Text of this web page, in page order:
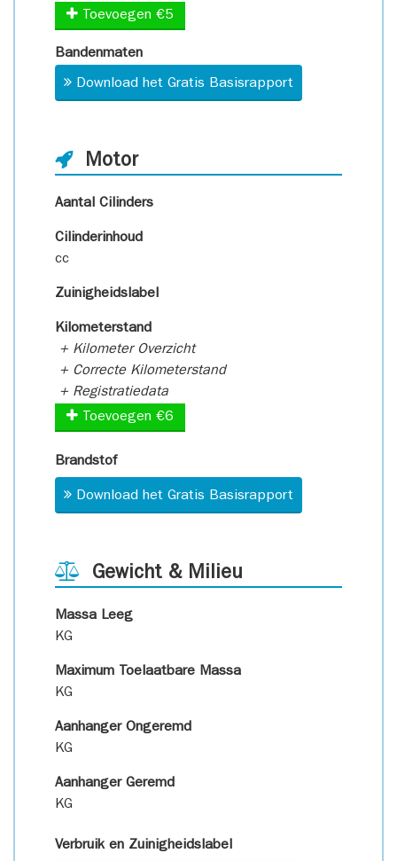
Toevoegen €5
Bandenmaten
Download het Gratis Basisrapport
Motor
Aantal Cilinders
Cilinderinhoud
cc
Zuinigheidslabel
Kilometerstand
+ Kilometer Overzicht
+ Correcte Kilometerstand
+ Registratiedata
Toevoegen €6
Brandstof
Download het Gratis Basisrapport
Gewicht & Milieu
Massa Leeg
KG
Maximum Toelaatbare Massa
KG
Aanhanger Ongeremd
KG
Aanhanger Geremd
KG
Verbruik en Zuinigheidslabel